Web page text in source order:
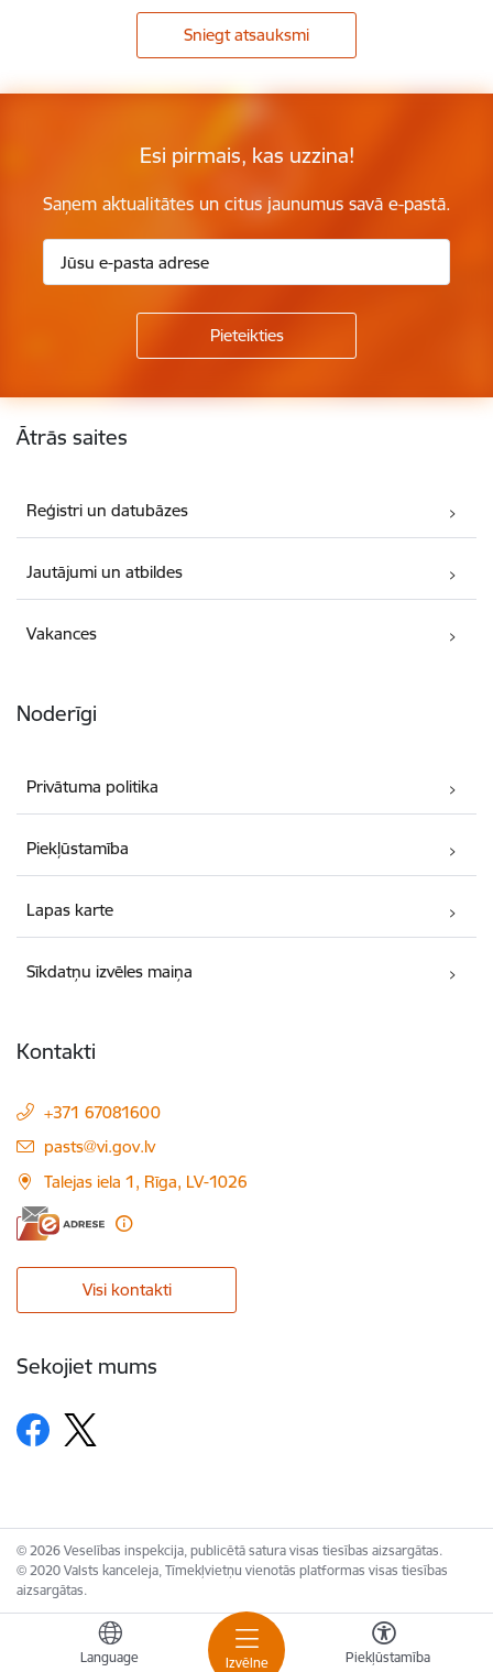
Izvēlne
Language Piekļūstamība
Sniegt atsauksmi
Esi pirmais, kas uzzina!
Saņem aktualitātes un citus jaunumus savā e-pastā.
Kājene
Ātrās saites
Reģistri un datubāzes
Jautājumi un atbildes
Vakances
Noderīgi
Privātuma politika
Piekļūstamība
Lapas karte
Sīkdatņu izvēles maiņa
Kontakti
+371 67081600
E-pasts:
pasts@vi.gov.lv
Talejas iela 1, Rīga, LV-1026
Visi kontakti
Sekojiet mums
© 2026 Veselības inspekcija, publicētā satura visas tiesības aizsargātas.
© 2020 Valsts kanceleja, Tīmekļvietņu vienotās platformas visas tiesības
aizsargātas.